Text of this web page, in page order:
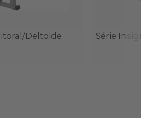
Deltoide
Série